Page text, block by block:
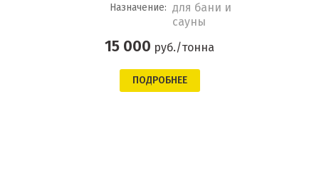
Назначение: для бани и
сауны
15 000 руб./тонна
ПОДРОБНЕЕ